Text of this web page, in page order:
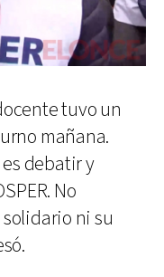
tuvo un
mañana.
debatir y
No
ni su